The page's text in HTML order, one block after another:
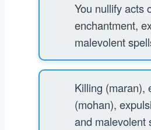
You nullify acts
enchantment,
malevolent
Killing (maran),
(mohan),
and malevolent